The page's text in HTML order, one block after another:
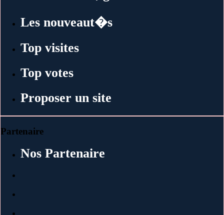
Les nouveaut�s
Top visites
Top votes
Proposer un site
Partenaire
Nos Partenaire